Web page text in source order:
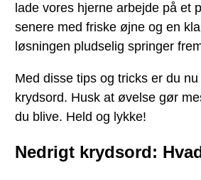
lade vores hjerne arbejde på et
senere med friske øjne og en
løsningen pludselig springer
Med disse tips og tricks er du
krydsord. Husk at øvelse gør
du blive. Held og lykke!
Nedrigt krydsord: